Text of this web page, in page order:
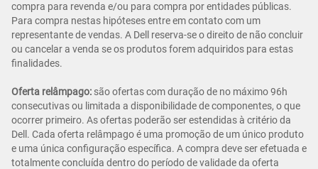
compra para revenda e/ou para compra por entidades públicas.
Para compra nestas hipóteses entre em contato com um
representante de vendas. A Dell reserva-se o direito de não concluir
ou cancelar a venda se os produtos forem adquiridos para estas
finalidades.
Oferta relâmpago: são ofertas com duração de no máximo 96h
consecutivas ou limitada a disponibilidade de componentes, o que
ocorrer primeiro. As ofertas poderão ser estendidas à critério da
Dell. Cada oferta relâmpago é uma promoção de um único produto
e uma única configuração específica. A compra deve ser efetuada e
totalmente concluída dentro do período de validade da oferta